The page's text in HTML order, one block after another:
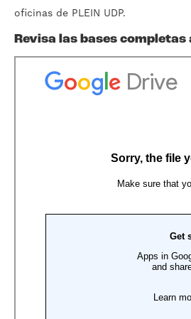
oficinas de PLEIN UDP.
Revisa las bases completas